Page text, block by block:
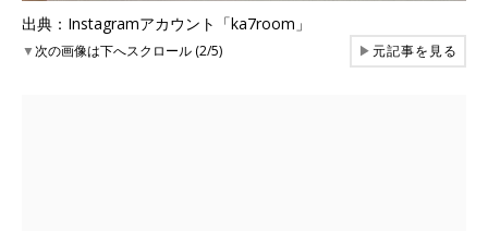
出典：Instagramアカウント「ka7room」
▼次の画像は下へスクロール (2/5) ▶元記事を見る